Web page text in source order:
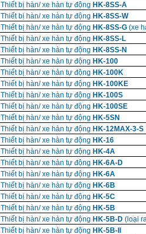
Thiết bị hàn/ xe hàn tự động HK-8SS-A
Thiết bị hàn/ xe hàn tự động HK-8SS-W
Thiết bị hàn/ xe hàn tự động HK-8SS-G (xe
Thiết bị hàn/ xe hàn tự động HK-8SS-L
Thiết bị hàn/ xe hàn tự động HK-8SS-N
Thiết bị hàn/ xe hàn tự động HK-100
Thiết bị hàn/ xe hàn tự động HK-100K
Thiết bị hàn/ xe hàn tự động HK-100KE
Thiết bị hàn/ xe hàn tự động HK-100S
Thiết bị hàn/ xe hàn tự động HK-100SE
Thiết bị hàn/ xe hàn tự động HK-5SN
Thiết bị hàn/ xe hàn tự động HK-12MAX-3-S
Thiết bị hàn/ xe hàn tự động HK-16
Thiết bị hàn/ xe hàn tự động HK-4A
Thiết bị hàn/ xe hàn tự động HK-6A-D
Thiết bị hàn/ xe hàn tự động HK-6A
Thiết bị hàn/ xe hàn tự động HK-6B
Thiết bị hàn/ xe hàn tự động HK-5C
Thiết bị hàn/ xe hàn tự động HK-5B
Thiết bị hàn/ xe hàn tự động HK-5B-D (loại
Thiết bị hàn/ xe hàn tự động HK-5B-II